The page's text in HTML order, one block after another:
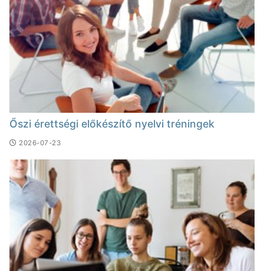
Őszi érettségi előkészítő nyelvi tréningek
2026-07-23